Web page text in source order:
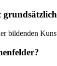
bildenden